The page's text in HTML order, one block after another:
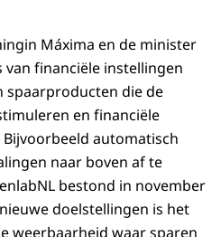
Máxima en de minister
financiële instellingen
spaarproducten die de
en financiële
automatisch
naar boven af te
bestond in november
doelstellingen is het
weerbaarheid waar sparen